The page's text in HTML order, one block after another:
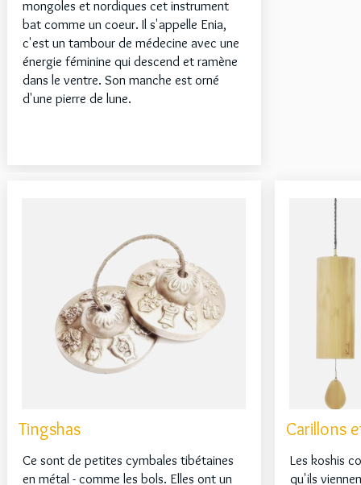
mongoles et nordiques cet instrument
bat comme un coeur. Il s'appelle Enia,
c'est un tambour de médecine avec une
énergie féminine qui descend et ramène
dans le ventre. Son manche est orné
d'une pierre de lune.
Tingshas
Ce sont de petites cymbales tibétaines
en métal - comme les bols. Elles ont un
Carillons
Les koshis
qu'ils